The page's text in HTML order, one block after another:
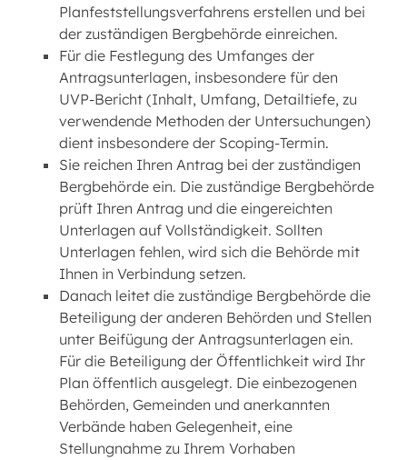
Planfeststellungsverfahrens erstellen und bei
der zuständigen Bergbehörde einreichen.
Für die Festlegung des Umfanges der
Antragsunterlagen, insbesondere für den
UVP-Bericht (Inhalt, Umfang, Detailtiefe, zu
verwendende Methoden der Untersuchungen)
dient insbesondere der Scoping-Termin.
Sie reichen Ihren Antrag bei der zuständigen
Bergbehörde ein. Die zuständige Bergbehörde
prüft Ihren Antrag und die eingereichten
Unterlagen auf Vollständigkeit. Sollten
Unterlagen fehlen, wird sich die Behörde mit
Ihnen in Verbindung setzen.
Danach leitet die zuständige Bergbehörde die
Beteiligung der anderen Behörden und Stellen
unter Beifügung der Antragsunterlagen ein.
Für die Beteiligung der Öffentlichkeit wird Ihr
Plan öffentlich ausgelegt. Die einbezogenen
Behörden, Gemeinden und anerkannten
Verbände haben Gelegenheit, eine
Stellungnahme zu Ihrem Vorhaben